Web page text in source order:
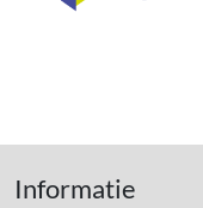
Informatie